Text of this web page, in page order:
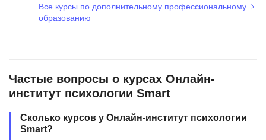
Все курсы по дополнительному профессиональному
образованию
Частые вопросы о курсах Онлайн-
институт психологии Smart
Сколько курсов у Онлайн-институт психологии
Smart?